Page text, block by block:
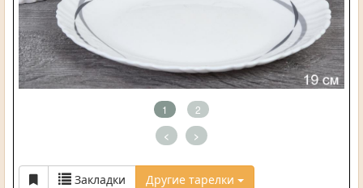
1 2
< >
Закладки Другие тарелки